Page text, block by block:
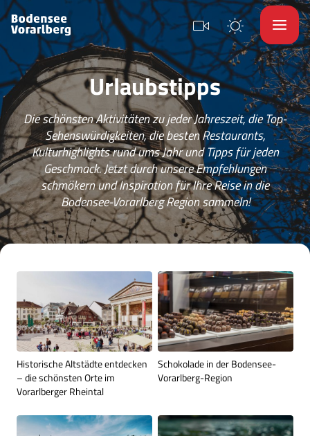
Urlaubstipps
Die schönsten Aktivitäten zu jeder Jahreszeit, die Top-
Sehenswürdigkeiten, die besten Restaurants,
Kulturhighlights rund ums Jahr und Tipps für jeden
Geschmack. Jetzt durch unsere Empfehlungen
schmökern und Inspiration für Ihre Reise in die
Bodensee-Vorarlberg Region sammeln!
Historische Altstädte entdecken
– die schönsten Orte im
Vorarlberger Rheintal
Schokolade in der Bodensee-
Vorarlberg-Region